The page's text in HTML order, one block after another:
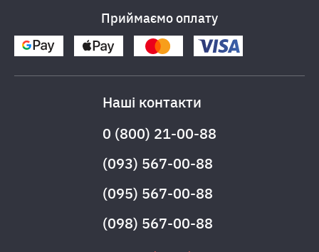
Приймаємо оплату
Наші контакти
0 (800) 21-00-88
(093) 567-00-88
(095) 567-00-88
(098) 567-00-88